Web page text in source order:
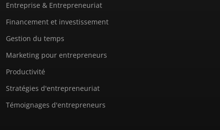
Entreprise & Entrepreneuriat
Financement et investissement
Gestion du temps
Marketing pour entrepreneurs
Productivité
Stratégies d'entrepreneuriat
Témoignages d'entrepreneurs